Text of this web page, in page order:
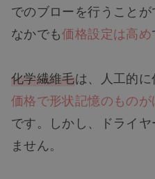
でのブローを行うこと
なかでも価格設定は高め
化学繊維毛は、人工的に
価格で形状記憶のもの
です。しかし、ドライ
ません。